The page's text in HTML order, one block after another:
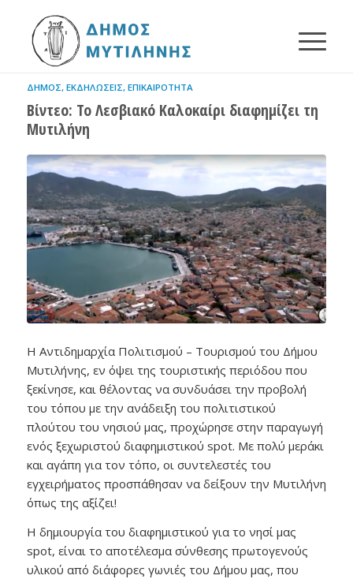
ΔΉΜΟΣ, ΕΚΔΗΛΏΣΕΙΣ, ΕΠΙΚΑΙΡΌΤΗΤΑ
Βίντεο: Το Λεσβιακό Καλοκαίρι διαφημίζει τη
Μυτιλήνη
Η Αντιδημαρχία Πολιτισμού – Τουρισμού του Δήμου
Μυτιλήνης, εν όψει της τουριστικής περιόδου που
ξεκίνησε, και θέλοντας να συνδυάσει την προβολή
του τόπου με την ανάδειξη του πολιτιστικού
πλούτου του νησιού μας, προχώρησε στην παραγωγή
ενός ξεχωριστού διαφημιστικού spot. Με πολύ μεράκι
και αγάπη για τον τόπο, οι συντελεστές του
εγχειρήματος προσπάθησαν να δείξουν την Μυτιλήνη
όπως της αξίζει!
Η δημιουργία του διαφημιστικού για το νησί μας
spot, είναι το αποτέλεσμα σύνθεσης πρωτογενούς
υλικού από διάφορες γωνιές του Δήμου μας, που